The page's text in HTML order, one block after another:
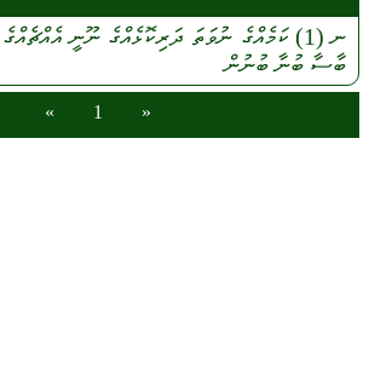
ނ(1) ކަމެއްގެ ނުވަތަ ދަރިކޮޅެއްގެނޫނީއެއްޗެއްގެ
ބާސާ ބުނާބުނުން
«
1
»